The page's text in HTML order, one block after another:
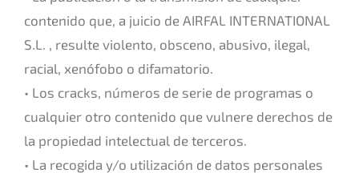
contenido que, a juicio de AIRFAL INTERNATIONAL
S.L. , resulte violento, obsceno, abusivo, ilegal,
racial, xenófobo o difamatorio.
• Los cracks, números de serie de programas o
cualquier otro contenido que vulnere derechos de
la propiedad intelectual de terceros.
• La recogida y/o utilización de datos personales